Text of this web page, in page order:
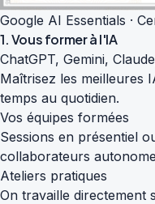
Google AI Essentials ·
1. Vous former à l'IA
ChatGPT, Gemini,
Maîtrisez les meilleures
temps au quotidien.
Vos équipes formées
Sessions en présentiel
collaborateurs
Ateliers pratiques
On travaille directement